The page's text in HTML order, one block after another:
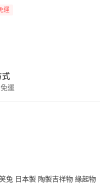
運
式
運
行
彰化商業銀行
兔 日本製 陶製吉祥物 緣起物